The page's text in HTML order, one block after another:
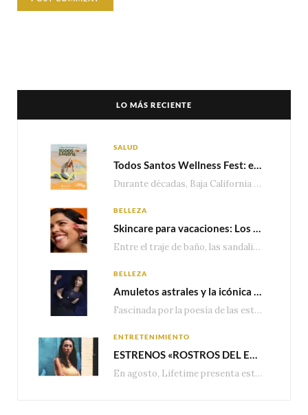
LO MÁS RECIENTE
SALUD
Todos Santos Wellness Fest: el evento de bienestar que está transformando a Baja California Sur en un nuevo referente para el turismo wellness
Durante décadas, Baja California Sur ha sido reconocido por sus playas, hoteles de lujo y…
BELLEZA
Skincare para vacaciones: Los do’s and dont’s para cuidar tu piel
Entre el traje de baño, las sandalias, los lentes de sol y los looks que…
BELLEZA
Amuletos astrales y la icónica colección Zodiaque de Van Cleef & Arpels
Fascinada por la poesía de las estrellas, la Maison Van Cleef & Arpels celebra la llegada de las…
ENTRETENIMIENTO
ESTRENOS «ROSTROS DEL ENGAÑO», ESPECIAL DE LIFETIME MOVIES DONDE NADA NI NADIE ES LO QUE PARECE
En agosto, Lifetime presenta estrenos exclusivos con historias donde las apariencias esconden los secretos más…